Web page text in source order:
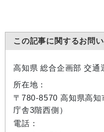
この記事に関するお問
高知県 総合企画部 交通
所在地：
〒780-8570 高知県高
庁舎3階西側）
電話：